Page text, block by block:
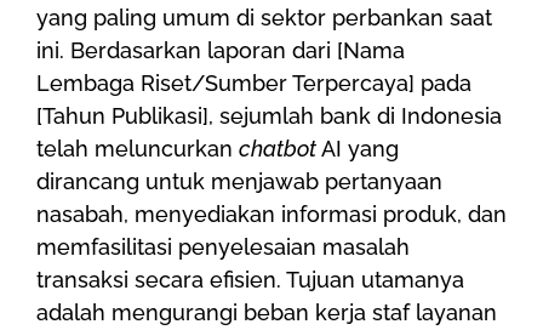
yang paling umum di sektor perbankan saat
ini. Berdasarkan laporan dari [Nama
Lembaga Riset/Sumber Terpercaya] pada
[Tahun Publikasi], sejumlah bank di Indonesia
telah meluncurkan chatbotAI yang
dirancang untuk menjawab pertanyaan
nasabah, menyediakan informasi produk, dan
memfasilitasi penyelesaian masalah
transaksi secara efisien. Tujuan utamanya
adalah mengurangi beban kerja staf layanan